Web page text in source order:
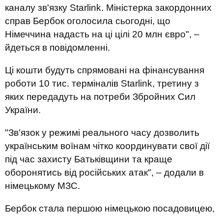
каналу зв'язку Starlink. Міністерка закордонних
справ Бербок оголосила сьогодні, що
Німеччина надасть на ці цілі 20 млн євро", –
йдеться в повідомленні.
Ці кошти будуть спрямовані на фінансування
роботи 10 тис. терміналів Starlink, третину з
яких передадуть на потреби Збройних Сил
України.
"Зв'язок у режимі реального часу дозволить
українським воїнам чітко координувати свої дії
під час захисту Батьківщини та краще
оборонятись від російських атак", – додали в
німецькому МЗС.
Бербок стала першою німецькою посадовицею,